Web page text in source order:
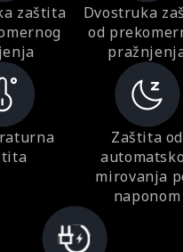
zaštita
Dvostruka
od
Zaštita od
mirovanja
naponom